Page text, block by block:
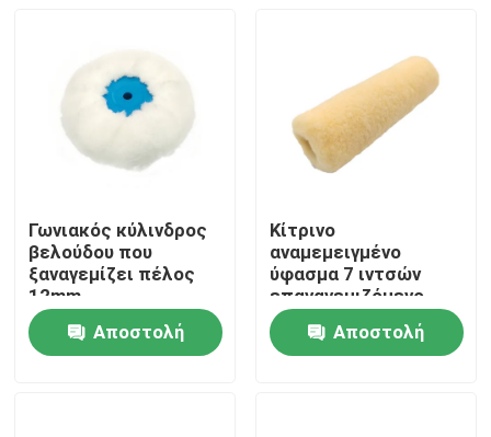
Αρχική Σελίδα
Προϊόντα
Γωνιακός κύλινδρος
βελούδου που
ξαναγεμίζει πέλος
12mm
Αποστολή
Κίτρινο
αναμεμειγμένο
ύφασμα 7 ιντσών
επαναγεμιζόμενο
κύλινδρο βαφής με
λαβή
Αποστολή